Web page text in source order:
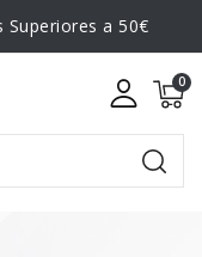
Superiores a 50€